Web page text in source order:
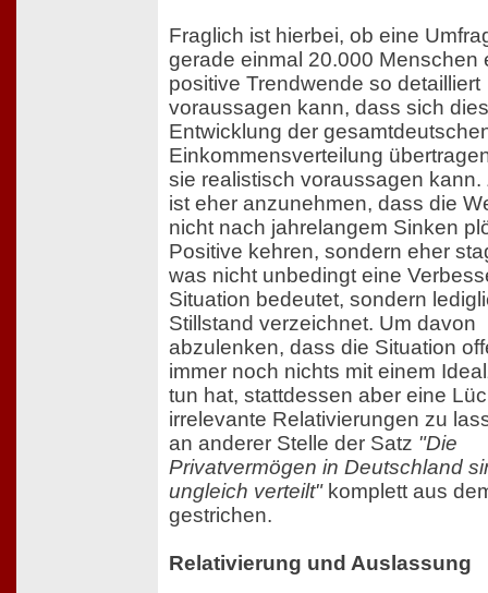
Fraglich ist hierbei, ob eine
gerade einmal 20.000 Menschen
positive Trendwende so detailliert
voraussagen kann, dass sich
Entwicklung der
Einkommensverteilung
sie realistisch voraussagen kann.
ist eher anzunehmen, dass die
nicht nach jahrelangem Sinken
Positive kehren, sondern eher
was nicht unbedingt eine
Situation bedeutet, sondern
Stillstand verzeichnet. Um davon
abzulenken, dass die Situation
immer noch nichts mit einem
tun hat, stattdessen aber eine
irrelevante Relativierungen zu
an anderer Stelle der Satz "Die
Privatvermögen in Deutschland
ungleich verteilt"komplett aus
gestrichen.
Relativierung und Auslassung